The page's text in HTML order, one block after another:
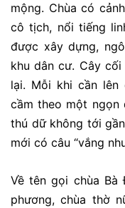
mộng. Chùa có
cô tịch, nổi tiếng
được xây dựng,
khu dân cư. Cây
lại. Mỗi khi cần lên
cầm theo một ngọn
thú dữ không tới
mới có câu “vắng
Về tên gọi chùa Bà
phương, chùa thờ